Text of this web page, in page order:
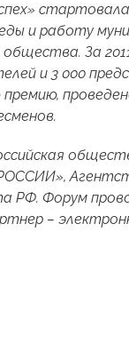
и работу
За
и 3 000
Форум
–